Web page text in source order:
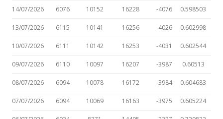
14/07/2026 6076 10152 16228 -4076 0.598503
13/07/2026 6115 10141 16256 -4026 0.602998
10/07/2026 6111 10142 16253 -4031 0.602544
09/07/2026 6110 10097 16207 -3987 0.60513
08/07/2026 6094 10078 16172 -3984 0.604683
07/07/2026 6094 10069 16163 -3975 0.605224